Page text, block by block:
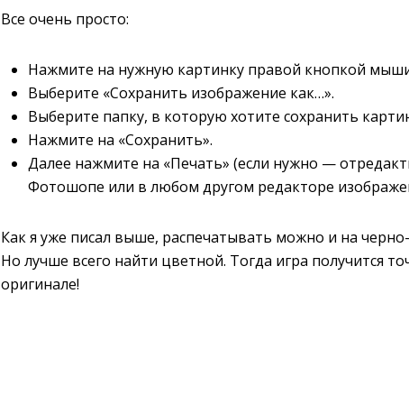
Все очень просто:
Нажмите на нужную картинку правой кнопкой
Выберите «Сохранить изображение как…».
Выберите папку, в которую хотите сохранить
Нажмите на «Сохранить».
Далее нажмите на «Печать» (если нужно —
Фотошопе или в любом другом редакторе
Как я уже писал выше, распечатывать можно и на
Но лучше всего найти цветной. Тогда игра получится
оригинале!